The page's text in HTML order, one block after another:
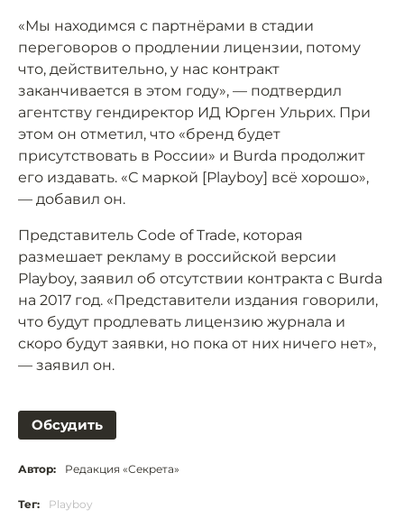
«Мы находимся с партнёрами в стадии
переговоров о продлении лицензии, потому
что, действительно, у нас контракт
заканчивается в этом году», — подтвердил
агентству гендиректор ИД Юрген Ульрих. При
этом он отметил, что «бренд будет
присутствовать в России» и Burda продолжит
его издавать. «С маркой [Playboy] всё хорошо»,
— добавил он.
Представитель Code of Trade, которая
размешает рекламу в российской версии
Playboy, заявил об отсутствии контракта с Burda
на 2017 год. «Представители издания говорили,
что будут продлевать лицензию журнала и
скоро будут заявки, но пока от них ничего нет»,
— заявил он.
Обсудить
Автор: Редакция «Секрета»
Тег: Playboy